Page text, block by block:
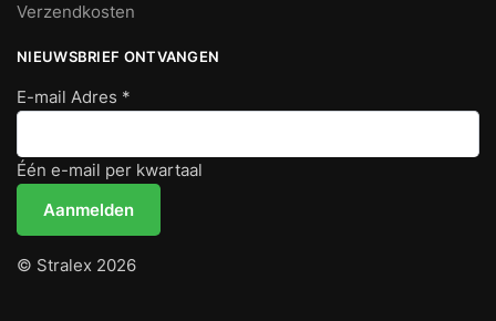
Verzendkosten
NIEUWSBRIEF ONTVANGEN
E-mail Adres *
Één e-mail per kwartaal
© Stralex 2026